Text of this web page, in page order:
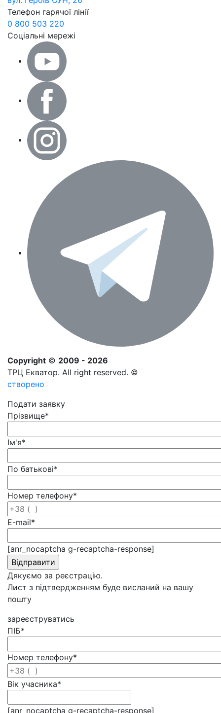
Телефон гарячої лінії
0 800 503 220
Соціальні мережі
Copyright © 2009 - 2026
ТРЦ Екватор. All right reserved. ©
створено
Подати заявку
Прізвище*
Ім'я*
По батькові*
Номер телефону*
E-mail*
[anr_nocaptcha g-recaptcha-response]
Дякуємо за реєстрацію.
Лист з підтвердженням буде висланий на вашу
пошту
зареєструватись
ПІБ*
Номер телефону*
Вік учасника*
[anr_nocaptcha g-recaptcha-response]